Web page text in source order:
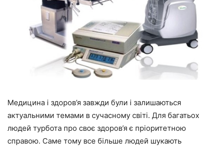
Медицина і здоров’я завжди були і залишаються
актуальними темами в сучасному світі. Для багатьох
людей турбота про своє здоров’я є пріоритетною
справою. Саме тому все більше людей шукають